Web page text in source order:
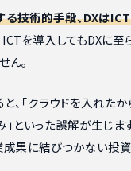
技術的手段、DXは
を導入してもDXに至
ん。
、「クラウドを入れた
」といった誤解が生じま
果に結びつかない投